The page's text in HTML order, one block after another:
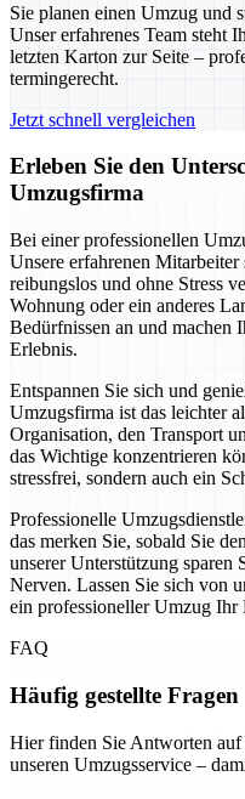
Sie planen einen Umzug und
Unser erfahrenes Team steht
letzten Karton zur Seite –
termingerecht.
Jetzt schnell vergleichen
Erleben Sie den
Umzugsfirma
Bei einer professionellen
Unsere erfahrenen
reibungslos und ohne Stress
Wohnung oder ein anderes
Bedürfnissen an und machen
Erlebnis.
Entspannen Sie sich und
Umzugsfirma ist das leichter
Organisation, den Transport
das Wichtige konzentrieren
stressfrei, sondern auch ein
Professionelle
das merken Sie, sobald Sie
unserer Unterstützung sparen
Nerven. Lassen Sie sich von
ein professioneller Umzug Ihr
FAQ
Häufig gestellte Fragen
Hier finden Sie Antworten
unseren Umzugsservice –